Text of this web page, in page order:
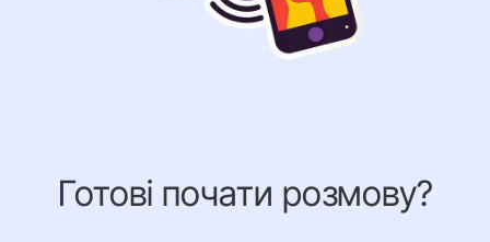
Готові почати розмову?